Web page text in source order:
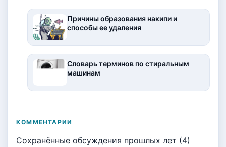
Причины образования накипи и
способы ее удаления
Словарь терминов по стиральным
машинам
КОММЕНТАРИИ
Сохранённые обсуждения прошлых лет (4)